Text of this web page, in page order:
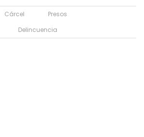
Cárcel
Presos
Delincuencia